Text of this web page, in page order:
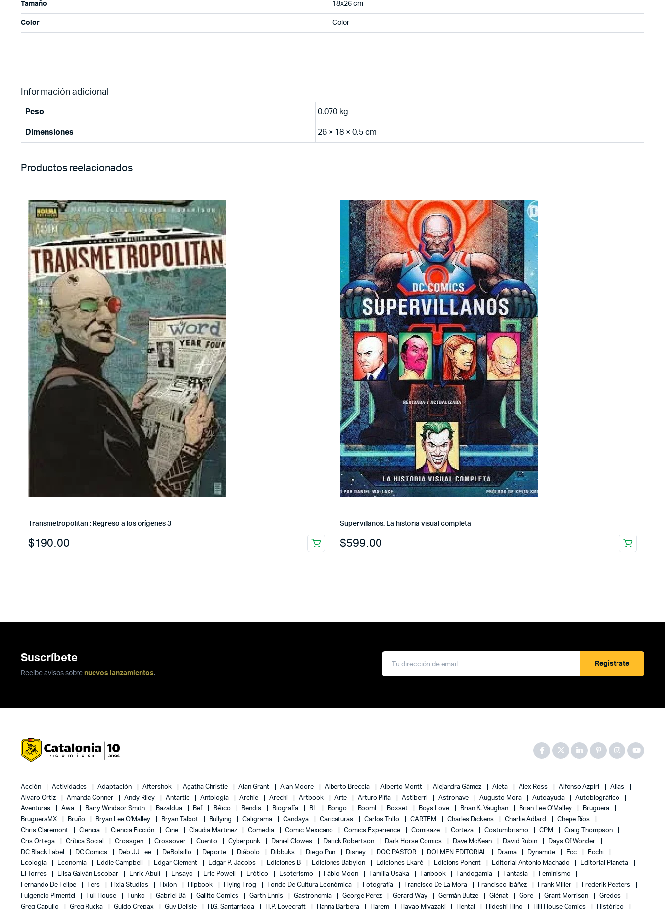
Tamaño 18x26 cm
Color Color
Información adicional
Peso 0.070 kg
Dimensiones 26 × 18 × 0.5 cm
Productos reelacionados
Transmetropolitan : Regreso a los orígenes 3
$190.00
Supervillanos. La historia visual completa
$599.00
Suscríbete
Recibe avisos sobre nuevos lanzamientos.
Registrate
Acción Actividades Adaptación Aftershok Agatha Christie Alan Grant Alan Moore Alberto Breccia Alberto Montt Alejandra Gámez Aleta Alex Ross Alfonso Azpiri
Alias
Alvaro Ortiz
Amanda Conner Andy Riley Antartic Antología Archie Arechi Artbook Arte Arturo Piña Astiberri Astronave Augusto Mora Autoayuda
Autobiográfico
Aventuras
Awa Barry Windsor Smith Bazaldua Bef Bélico Bendis Biografía BL Bongo Boom! Boxset Boys Love Brian K. Vaughan Brian Lee O'Malley
Bruguera
BrugueraMX
Bruño Bryan Lee O'Malley Bryan Talbot Bullying Caligrama Candaya Caricaturas Carlos Trillo CARTEM Charles Dickens Charlie Adlard
Chepe Ríos
Chris Claremont
Ciencia Ciencia Ficción Cine Claudia Martinez Comedia Comic Mexicano Comics Experience Comikaze Corteza Costumbrismo CPM
Craig Thompson
Cris Ortega
Crítica Social Crossgen Crossover Cuento Cyberpunk Daniel Clowes Darick Robertson Dark Horse Comics Dave McKean David Rubin
Days Of Wonder
DC Black Label
DC Comics Deb JJ Lee DeBolsillo Deporte Diábolo Dibbuks Diego Pun Disney DOC PASTOR DOLMEN EDITORIAL Drama Dynamite Ecc
Ecchi
Ecología
Economía Eddie Campbell Edgar Clement Edgar P. Jacobs Ediciones B Ediciones Babylon Ediciones Ekaré Edicions Ponent Editorial Antonio Machado
Editorial Planeta
El Torres
Elisa Galván Escobar Enric Abulí Ensayo Eric Powell Erótico Esoterismo Fábio Moon Familia Usaka Fanbook Fandogamia Fantasía
Feminismo
Fernando De Felipe
Fers Fixia Studios Fixion Flipbook Flying Frog Fondo De Cultura Económica Fotografía Francisco De La Mora Francisco Ibáñez Frank Miller
Frederik Peeters
Fulgencio Pimentel
Full House Funko Gabriel Bá Gallito Comics Garth Ennis Gastronomía George Perez Gerard Way Germán Butze Glénat Gore Grant Morrison
Gredos
Greg Capullo
Greg Rucka Guido Crepax Guy Delisle H.G. Santarriaga H.P. Lovecraft Hanna Barbera Harem Hayao Miyazaki Hentai Hideshi Hino Hill House Comics Histórico